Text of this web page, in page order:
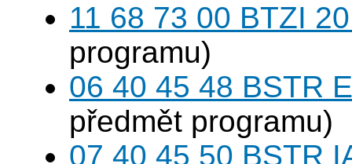
11 68 73 00 BTZI
programu)
06 40 45 48 BSTR
předmět programu)
07 40 45 50 BSTR